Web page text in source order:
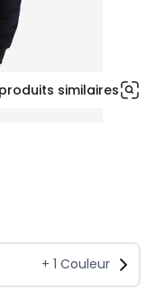
similaires
+ 1 Couleur